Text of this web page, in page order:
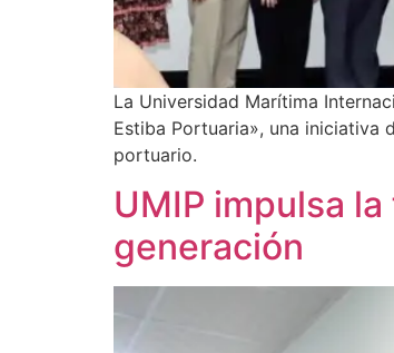
La Universidad Marítima
Estiba Portuaria», una iniciativa
portuario.
UMIP impulsa
generación